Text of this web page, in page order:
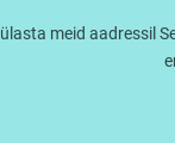
meid aadressil